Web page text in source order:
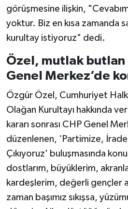
görüşmesine ilişkin,
yoktur. Biz en kısa zamanda
kurultay istiyoruz" dedi.
Özel, mutlak butlan
Genel Merkez’de
Özgür Özel, Cumhuriyet
Olağan Kurultayı hakkında
kararı sonrası CHP Genel
düzenlenen, ‘Partimize,
Çıkıyoruz' buluşmasında
dostlarım, büyüklerim,
kardeşlerim, değerli gençler
zaman başımız sıkışsa,